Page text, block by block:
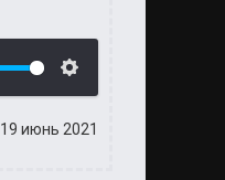
19 июнь 2021